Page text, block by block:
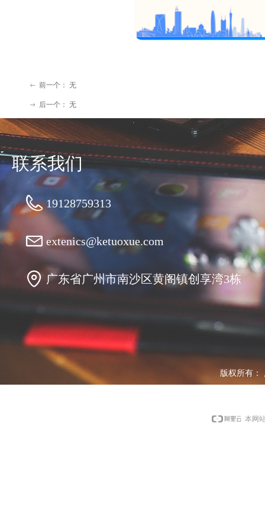
ꂃ 前一个： 无
ꁹ 后一个： 无
联系我们
19128759313
extenics@ketuoxue.com
广东省广州市南沙区黄阁镇创享湾3栋
版权所有：
本网